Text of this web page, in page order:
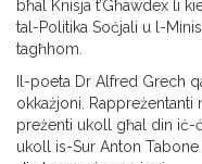
bħal Knisja t’Għawdex li
tal-Politika Soċjali u l-
tagħhom.
Il-poeta Dr Alfred Grech
okkażjoni. Rappreżentanti
preżenti ukoll għal din iċ-
ukoll is-Sur Anton Tabone